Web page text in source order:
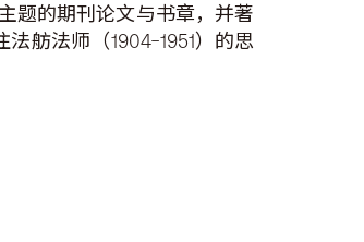
题的期刊论文与书章，并著
舫法师（1904–1951）的思